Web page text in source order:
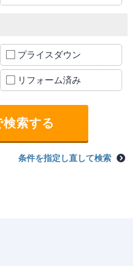
プライスダウン
リフォーム済み
条件を指定し直して検索